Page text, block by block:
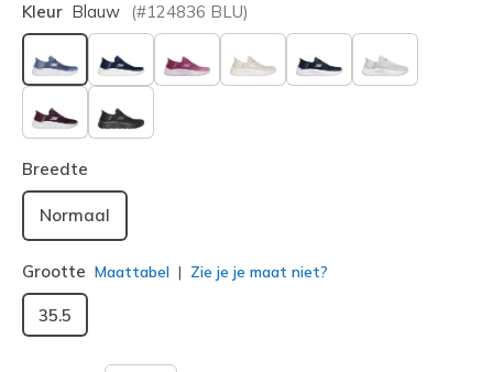
Kleur Blauw (#124836 BLU)
geselecteerd
Breedte
Normaal
Grootte Maattabel Zie je je maat niet?
35.5